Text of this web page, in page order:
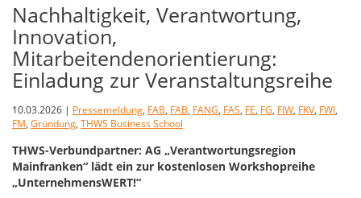
Nachhaltigkeit, Verantwortung,
Innovation,
Mitarbeitendenorientierung:
Einladung zur Veranstaltungsreihe
10.03.2026 | Pressemeldung, FAB, FAB, FANG, FAS, FE, FG, FIW, FKV, FWI,
FM, Gründung, THWS Business School
THWS-Verbundpartner: AG „Verantwortungsregion
Mainfranken“ lädt ein zur kostenlosen Workshopreihe
„UnternehmensWERT!“